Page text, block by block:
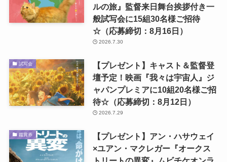
ルの旅』監督来日舞台挨拶付き一
般試写会に15組30名様ご招待
☆（応募締切：8月16日）
2026.7.30
試写会
【プレゼント】キャスト＆監督登
壇予定！映画『我々は宇宙人』ジ
ャパンプレミアに10組20名様ご招
待☆（応募締切：8月12日）
2026.7.29
鑑賞券
【プレゼント】アン・ハサウェイ
×ユアン・マクレガー『オークス